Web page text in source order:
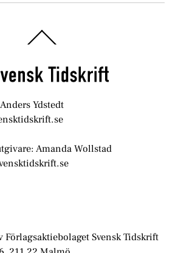
To
Ydstedt
Amanda Wollstad
Förlagsaktiebolaget Svensk Tidskrift